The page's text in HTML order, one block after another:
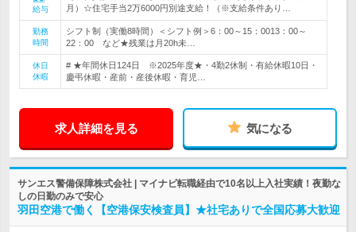
給与
月）☆住宅手当2万6000円別途支給！（※支給条件あり…
勤務
時間
シフト制（実働8時間）＜シフト例＞6：00～15：0013：00～
22：00 など★残業は月20h未…
休日
休暇
# ★年間休日124日 ※2025年度★・4勤2休制・有給休暇10日・
慶弔休暇・産前・産後休暇・育児…
求人詳細を見る 気になる
サンエス警備保障株式会社 | マイナビ転職経由で10名以上入社実績！夜勤な
しの日勤のみで安心
羽田空港で働く【空港保安検査員】★社宅ありで全国応募大歓迎